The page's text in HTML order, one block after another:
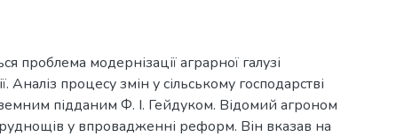
проблема модернізації аграрної галузі
Аналіз процесу змін у сільському господарстві
підданим Ф. І. Гейдуком. Відомий агроном
у впровадженні реформ. Він вказав на